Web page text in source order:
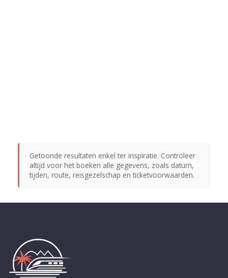
Getoonde resultaten enkel ter inspiratie. Controleer
altijd voor het boeken alle gegevens, zoals datum,
tijden, route, reisgezelschap en ticketvoorwaarden.